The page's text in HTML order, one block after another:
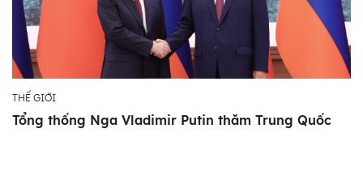
THẾ GIỚI
Tổng thống Nga Vladimir Putin thăm Trung Quốc